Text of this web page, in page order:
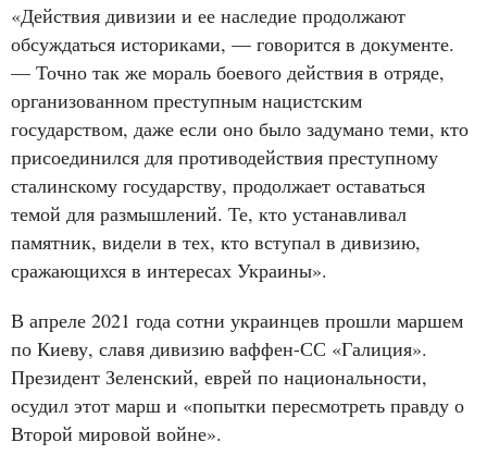
«Действия дивизии и ее наследие продолжают
обсуждаться историками, — говорится в документе.
— Точно так же мораль боевого действия в отряде,
организованном преступным нацистским
государством, даже если оно было задумано теми, кто
присоединился для противодействия преступному
сталинскому государству, продолжает оставаться
темой для размышлений. Те, кто устанавливал
памятник, видели в тех, кто вступал в дивизию,
сражающихся в интересах Украины».
В апреле 2021 года сотни украинцев прошли маршем
по Киеву, славя дивизию ваффен-СС «Галиция».
Президент Зеленский, еврей по национальности,
осудил этот марш и «попытки пересмотреть правду о
Второй мировой войне».